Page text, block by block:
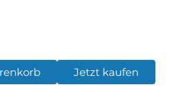
Jetzt kaufen